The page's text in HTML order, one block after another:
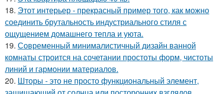
18. Этот интерьер - прекрасный пример того, как можно
соединить брутальность индустриального стиля с
ощущением домашнего тепла и уюта.
19. Современный минималистичный дизайн ванной
комнаты строится на сочетании простоты форм, чистоты
линий и гармонии материалов.
20. Шторы - это не просто функциональный элемент,